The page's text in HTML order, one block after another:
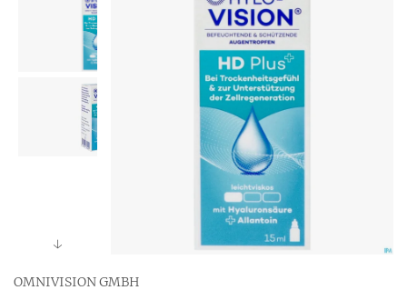
OMNIVISION GMBH